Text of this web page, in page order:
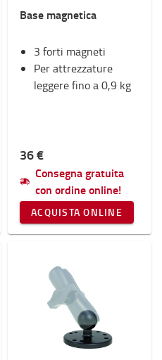
Base magnetica
3 forti magneti
Per attrezzature
leggere fino a 0,9 kg
36 €
Consegna gratuita
con ordine online!
ACQUISTA ONLINE